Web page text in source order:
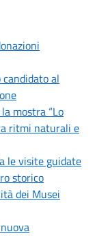
candidato al
mostra “Lo
ritmi naturali e
le visite guidate
storico
dei Musei